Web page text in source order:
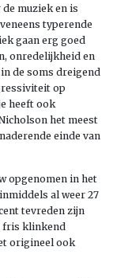
muziek en is
typerende
gaan erg goed
onredelijkheid en
de soms dreigend
op
heeft ook
het meest
einde van
opgenomen in het
al weer 27
tevreden zijn
fris klinkend
origineel ook